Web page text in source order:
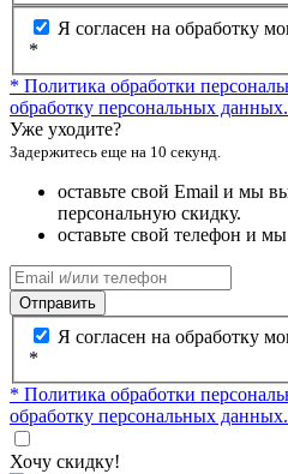
Я согласен на обработку
*
* Политика обработки
обработку персональных данных.
Уже уходите?
Задержитесь еще на 10 секунд.
оставьте свой Email и мы
персональную скидку.
оставьте свой телефон и
Отправить
Я согласен на обработку
*
* Политика обработки
обработку персональных данных.
Хочу скидку!